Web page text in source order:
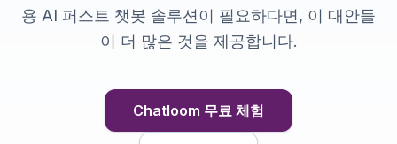
용 AI 퍼스트 챗봇 솔루션이 필요하다면, 이 대안들
이 더 많은 것을 제공합니다.
Chatloom 무료 체험